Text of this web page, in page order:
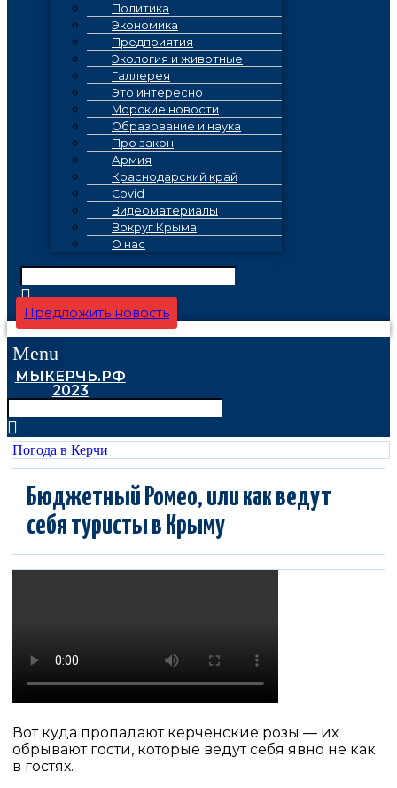
Политика
Экономика
Предприятия
Экология и животные
Галлерея
Это интересно
Морские новости
Образование и наука
Про закон
Армия
Краснодарский край
Covid
Видеоматериалы
Вокруг Крыма
О нас
Предложить новость
Menu
МЫКЕРЧЬ.РФ
2023
Погода в Керчи
Бюджетный Ромео, или как ведут
себя туристы в Крыму
Вот куда пропадают керченские розы — их
обрывают гости, которые ведут себя явно не как
в гостях.